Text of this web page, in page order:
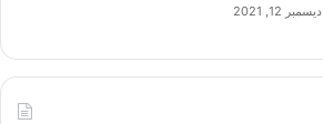
ديسمبر 12, 2021